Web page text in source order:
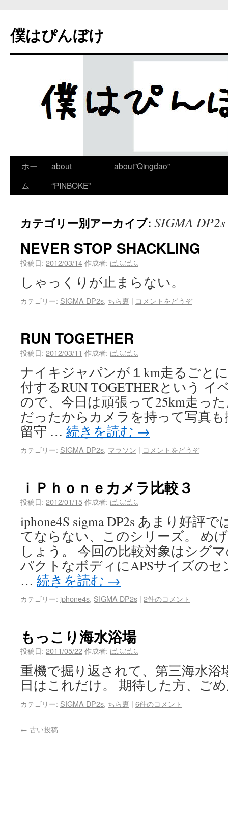
僕はぴんぼけ
ホー
ム
about
“PINBOKE”
about”Qingdao”
カテゴリー別アーカイブ: SIGMA DP2s
NEVER STOP SHACKLING
投稿日: 2012/03/14作成者: ぱふぱふ
しゃっくりが止まらない。
カテゴリー: SIGMA DP2s, ちら裏 | コメントをどうぞ
RUN TOGETHER
投稿日: 2012/03/11 作成者: ぱふぱふ
ナイキジャパンが１km走るごと
付するRUN TOGETHERという イ
ので、今日は頑張って25km走っ
だったからカメラを持って写真
留守 … 続きを読む →
カテゴリー: SIGMA DP2s, マラソン | コメントをどうぞ
ｉＰｈｏｎｅカメラ比較３
投稿日: 2012/01/15作成者: ぱふぱふ
iphone4S sigma DP2s あまり好評
てならない、このシリーズ。 め
しょう。 今回の比較対象はシグ
パクトなボディにAPSサイズの
… 続きを読む →
カテゴリー: iphone4s, SIGMA DP2s | 2件のコメント
もっこり海水浴場
投稿日: 2011/05/22作成者: ぱふぱふ
重機で掘り返されて、第三海水浴
日はこれだけ。 期待した方、ご
カテゴリー: SIGMA DP2s, ちら裏 | 6件のコメント
← 古い投稿